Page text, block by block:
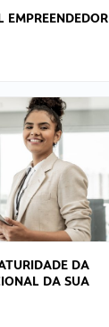
EMPREENDEDOR
DA
DA SUA